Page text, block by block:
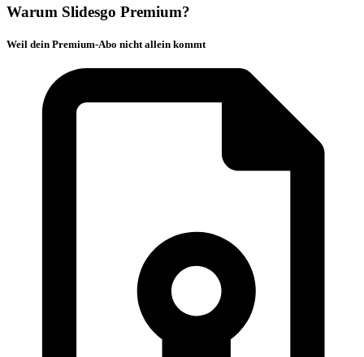
Warum Slidesgo Premium?
Weil dein Premium-Abo nicht allein kommt